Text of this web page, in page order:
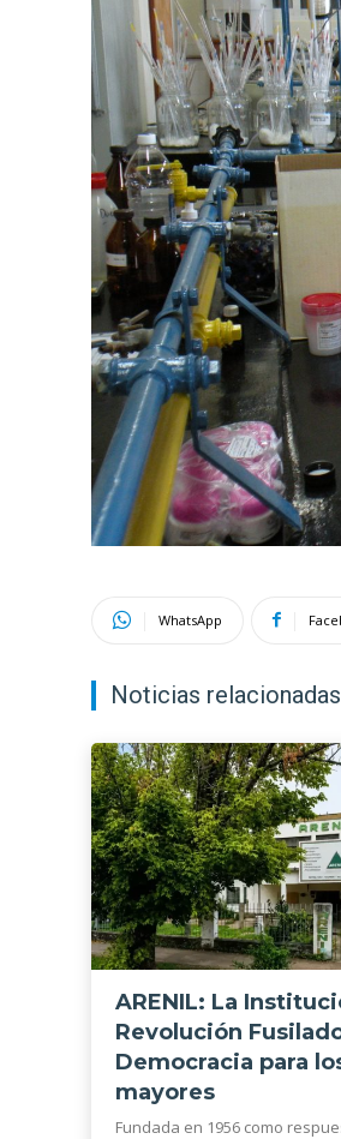
WhatsApp
Noticias relacionadas
ARENIL: La
Revolución
Democracia para
mayores
Fundada en 1956 como